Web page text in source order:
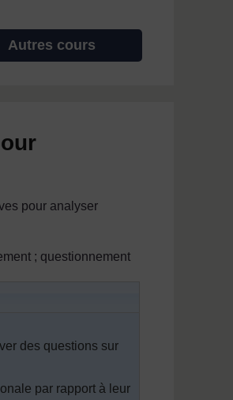
Autres cours
pour analyser
; questionnement
des questions sur
par rapport à leur